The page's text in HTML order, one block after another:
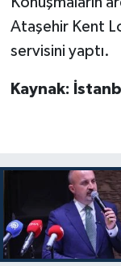
Ataşehir Kent
servisini yaptı.
Kaynak: